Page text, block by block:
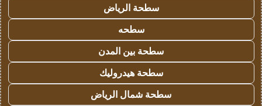
سطحة الرياض
سطحه
سطحة بين المدن
سطحة هيدروليك
سطحة شمال الرياض